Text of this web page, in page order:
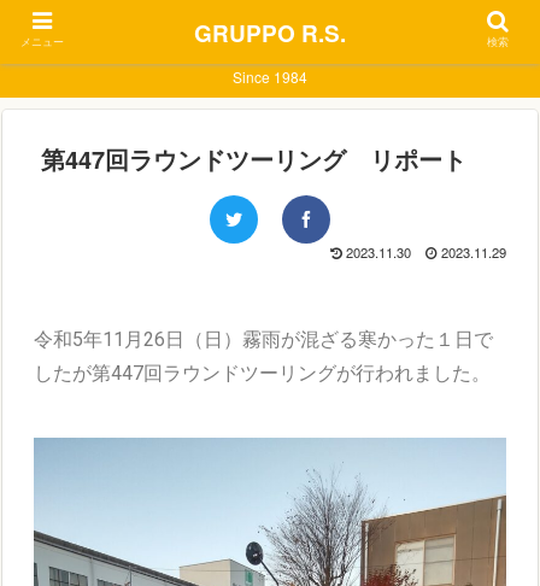
Since 1984
第447回ラウンドツーリング リポート
2023.11.30 2023.11.29
令和5年11月26日（日）霧雨が混ざる寒かった１日で
したが第447回ラウンドツーリングが行われました。
メニュー GRUPPO R.S. 検索